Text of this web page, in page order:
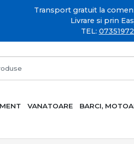
Transport gratuit la
Livrare si prin
TEL:
VANATOARE BARCI,